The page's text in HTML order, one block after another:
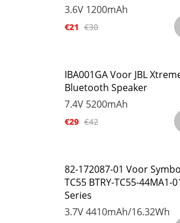
3.6V 1200mAh
€21 €30
IBA001GA Voor JBL
Bluetooth Speaker
7.4V 5200mAh
€29 €42
82-172087-01 Voor
TC55 BTRY-TC55-44MA1-
Series
3.7V4410mAh/16.32Wh